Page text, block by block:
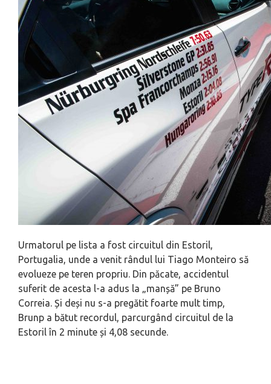
Urmatorul pe lista a fost circuitul din Estoril,
Portugalia, unde a venit rândul lui Tiago Monteiro să
evolueze pe teren propriu. Din păcate, accidentul
suferit de acesta l-a adus la „manșă” pe Bruno
Correia. Și deși nu s-a pregătit foarte mult timp,
Brunp a bătut recordul, parcurgând circuitul de la
Estoril în 2 minute și 4,08 secunde.